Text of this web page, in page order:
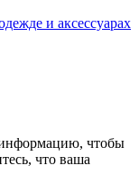
и аксессуарах
чтобы
что ваша